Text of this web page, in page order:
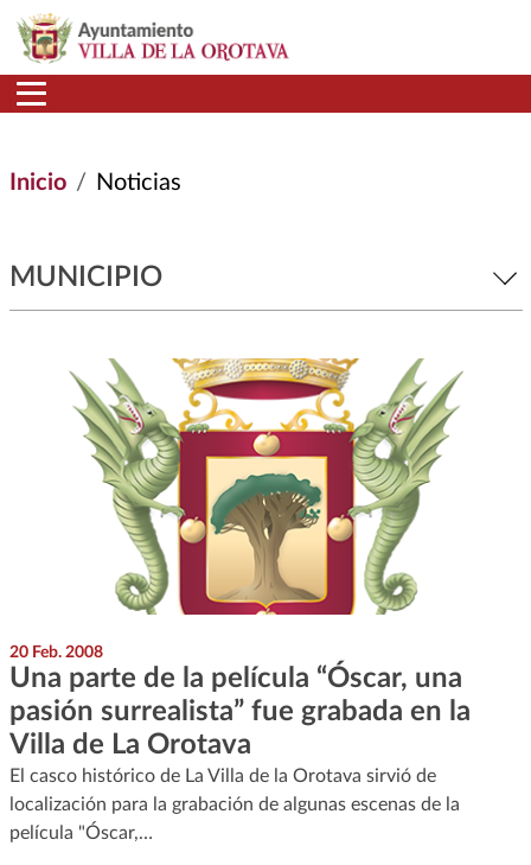
Pasar al contenido principal
Inicio Noticias
MUNICIPIO
20 Feb. 2008
Una parte de la película “Óscar, una
pasión surrealista” fue grabada en la
Villa de La Orotava
El casco histórico de La Villa de la Orotava sirvió de
localización para la grabación de algunas escenas de la
película "Óscar,…